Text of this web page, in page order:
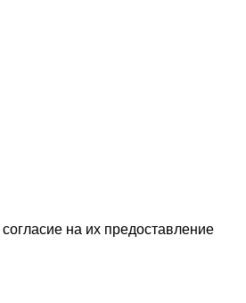
согласие на их предоставление